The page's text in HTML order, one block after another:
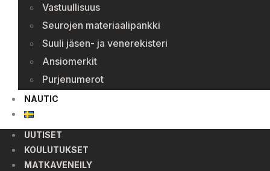
Vastuullisuus
Seurojen materiaalipankki
Suuli jäsen- ja venerekisteri
Ansiomerkit
Purjenumerot
NAUTIC
UUTISET
KOULUTUKSET
MATKAVENEILY